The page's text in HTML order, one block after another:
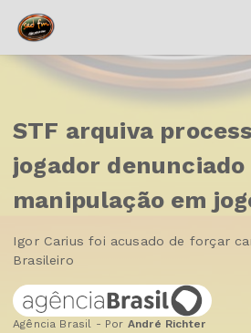
STF arquiva
jogador
manipulação em
Igor Carius foi acusado de forçar
Brasileiro
Agência Brasil - Por André Richter